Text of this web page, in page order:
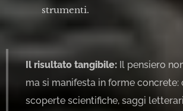
strumenti.
Il risultato tangibile: Il pensiero
ma si manifesta in forme concrete:
scoperte scientifiche, saggi